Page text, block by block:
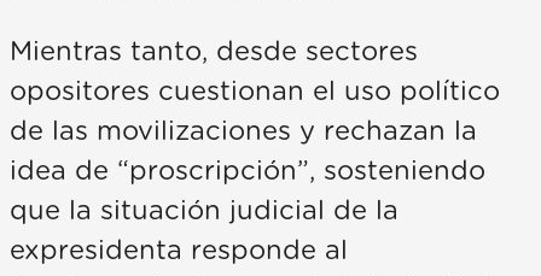
Mientras tanto, desde sectores
opositores cuestionan el uso político
de las movilizaciones y rechazan la
idea de “proscripción”, sosteniendo
que la situación judicial de la
expresidenta responde al